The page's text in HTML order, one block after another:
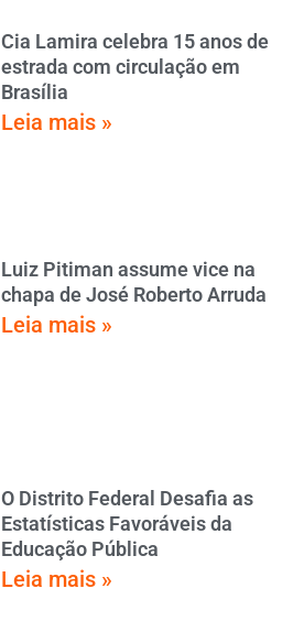
Cia Lamira celebra 15 anos de
estrada com circulação em
Brasília
Leia mais »
Luiz Pitiman assume vice na
chapa de José Roberto Arruda
Leia mais »
O Distrito Federal Desafia as
Estatísticas Favoráveis da
Educação Pública
Leia mais »